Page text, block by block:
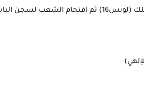
في 14/07/1789
الإلهي)
المطلق